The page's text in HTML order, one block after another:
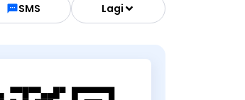
SMS Lagi